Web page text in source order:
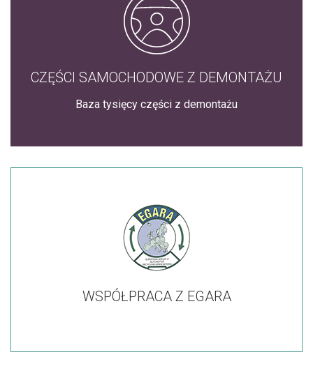
CZĘŚCI SAMOCHODOWE Z DEMONTAŻU
Baza tysięcy części z demontażu
WSPÓŁPRACA Z EGARA